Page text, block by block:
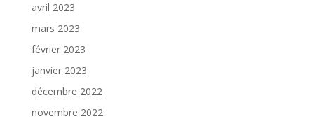
avril 2023
mars 2023
février 2023
janvier 2023
décembre 2022
novembre 2022